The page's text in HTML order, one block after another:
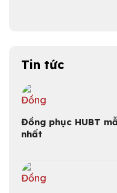
Tin tức
Đồng phục HUBT
nhất